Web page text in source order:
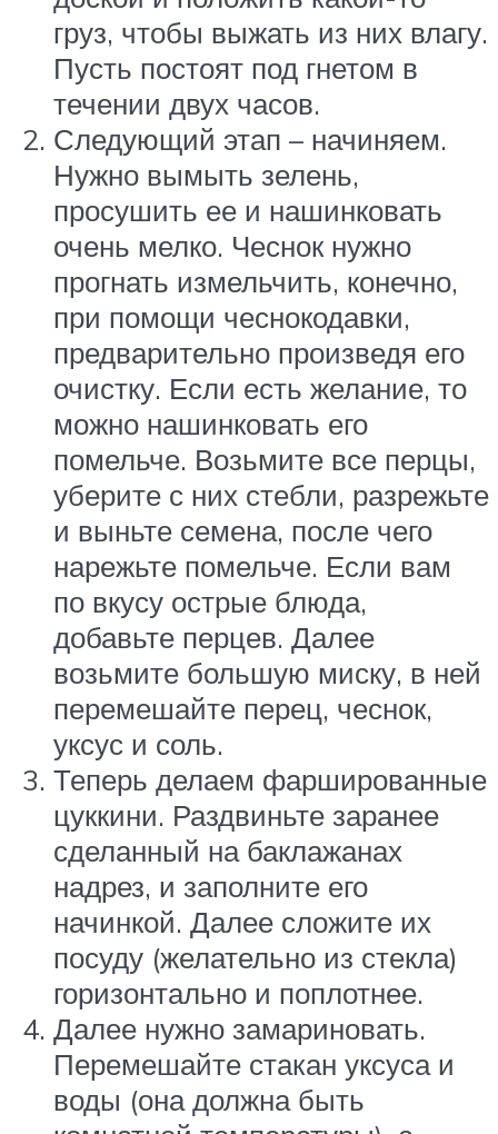
груз, чтобы выжать из них влагу.
Пусть постоят под гнетом в
течении двух часов.
Следующий этап – начиняем.
Нужно вымыть зелень,
просушить ее и нашинковать
очень мелко. Чеснок нужно
прогнать измельчить, конечно,
при помощи чеснокодавки,
предварительно произведя его
очистку. Если есть желание, то
можно нашинковать его
помельче. Возьмите все перцы,
уберите с них стебли, разрежьте
и выньте семена, после чего
нарежьте помельче. Если вам
по вкусу острые блюда,
добавьте перцев. Далее
возьмите большую миску, в ней
перемешайте перец, чеснок,
уксус и соль.
Теперь делаем фаршированные
цуккини. Раздвиньте заранее
сделанный на баклажанах
надрез, и заполните его
начинкой. Далее сложите их
посуду (желательно из стекла)
горизонтально и поплотнее.
Далее нужно замариновать.
Перемешайте стакан уксуса и
воды (она должна быть